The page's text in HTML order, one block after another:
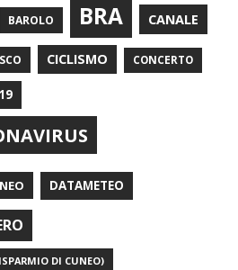
BAROLO BRA CANALE
CICLISMO CONCERTO
DATAMETEO
DI CUNEO)